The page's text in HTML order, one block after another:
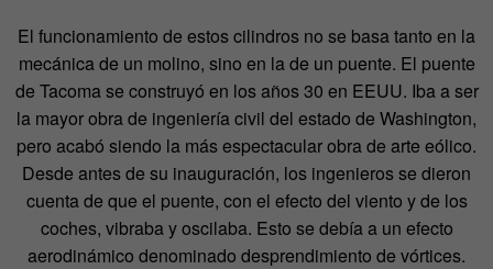
El funcionamiento de estos cilindros no se basa tanto en la
mecánica de un molino, sino en la de un puente. El puente
de Tacoma se construyó en los años 30 en EEUU. Iba a ser
la mayor obra de ingeniería civil del estado de Washington,
pero acabó siendo la más espectacular obra de arte eólico.
Desde antes de su inauguración, los ingenieros se dieron
cuenta de que el puente, con el efecto del viento y de los
coches, vibraba y oscilaba. Esto se debía a un efecto
aerodinámico denominado desprendimiento de vórtices.